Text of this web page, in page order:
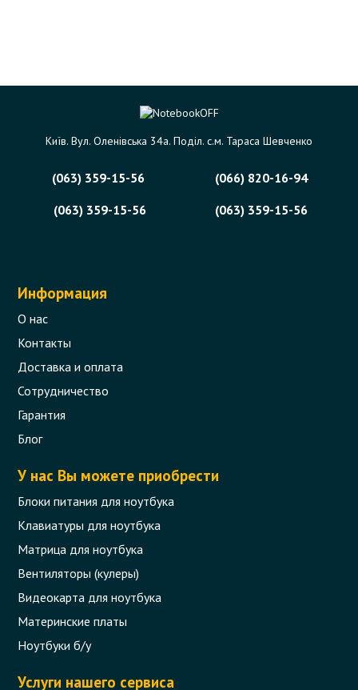
Київ. Вул. Оленівська 34а. Поділ. с.м. Тараса Шевченко
(063) 359-15-56
(066) 820-16-94
(063) 359-15-56
(063) 359-15-56
Информация
О нас
Контакты
Доставка и оплата
Сотрудничество
Гарантия
Блог
У нас Вы можете приобрести
Блоки питания для ноутбука
Клавиатуры для ноутбука
Матрица для ноутбука
Вентиляторы (кулеры)
Видеокарта для ноутбука
Материнские платы
Ноутбуки б/у
Услуги нашего сервиса